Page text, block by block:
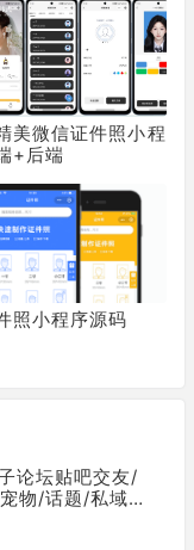
美微信证件照小程
+后端
照小程序源码
论坛贴吧交友/
物/话题/私域/